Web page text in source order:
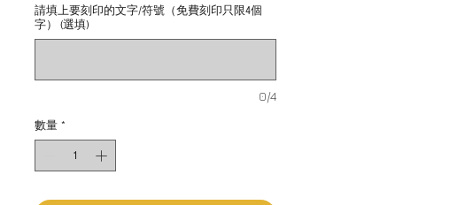
請填上要刻印的文字/符號（免費刻印只限4個
字） (選填)
0/4
數量 *